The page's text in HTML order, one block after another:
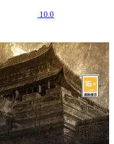
10.0